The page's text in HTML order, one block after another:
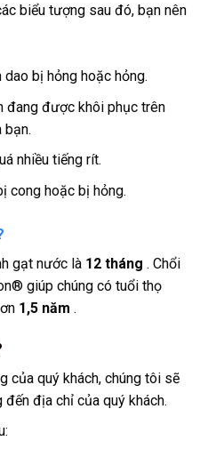
biểu tượng sau đó, bạn nên
dao bị hỏng hoặc hỏng.
đang được khôi phục trên
bạn.
nhiều tiếng rít.
cong hoặc bị hỏng.
gạt nước là 12 tháng . Chổi
giúp chúng có tuổi thọ
1,5 năm .
của quý khách, chúng tôi sẽ
địa chỉ của quý khách.